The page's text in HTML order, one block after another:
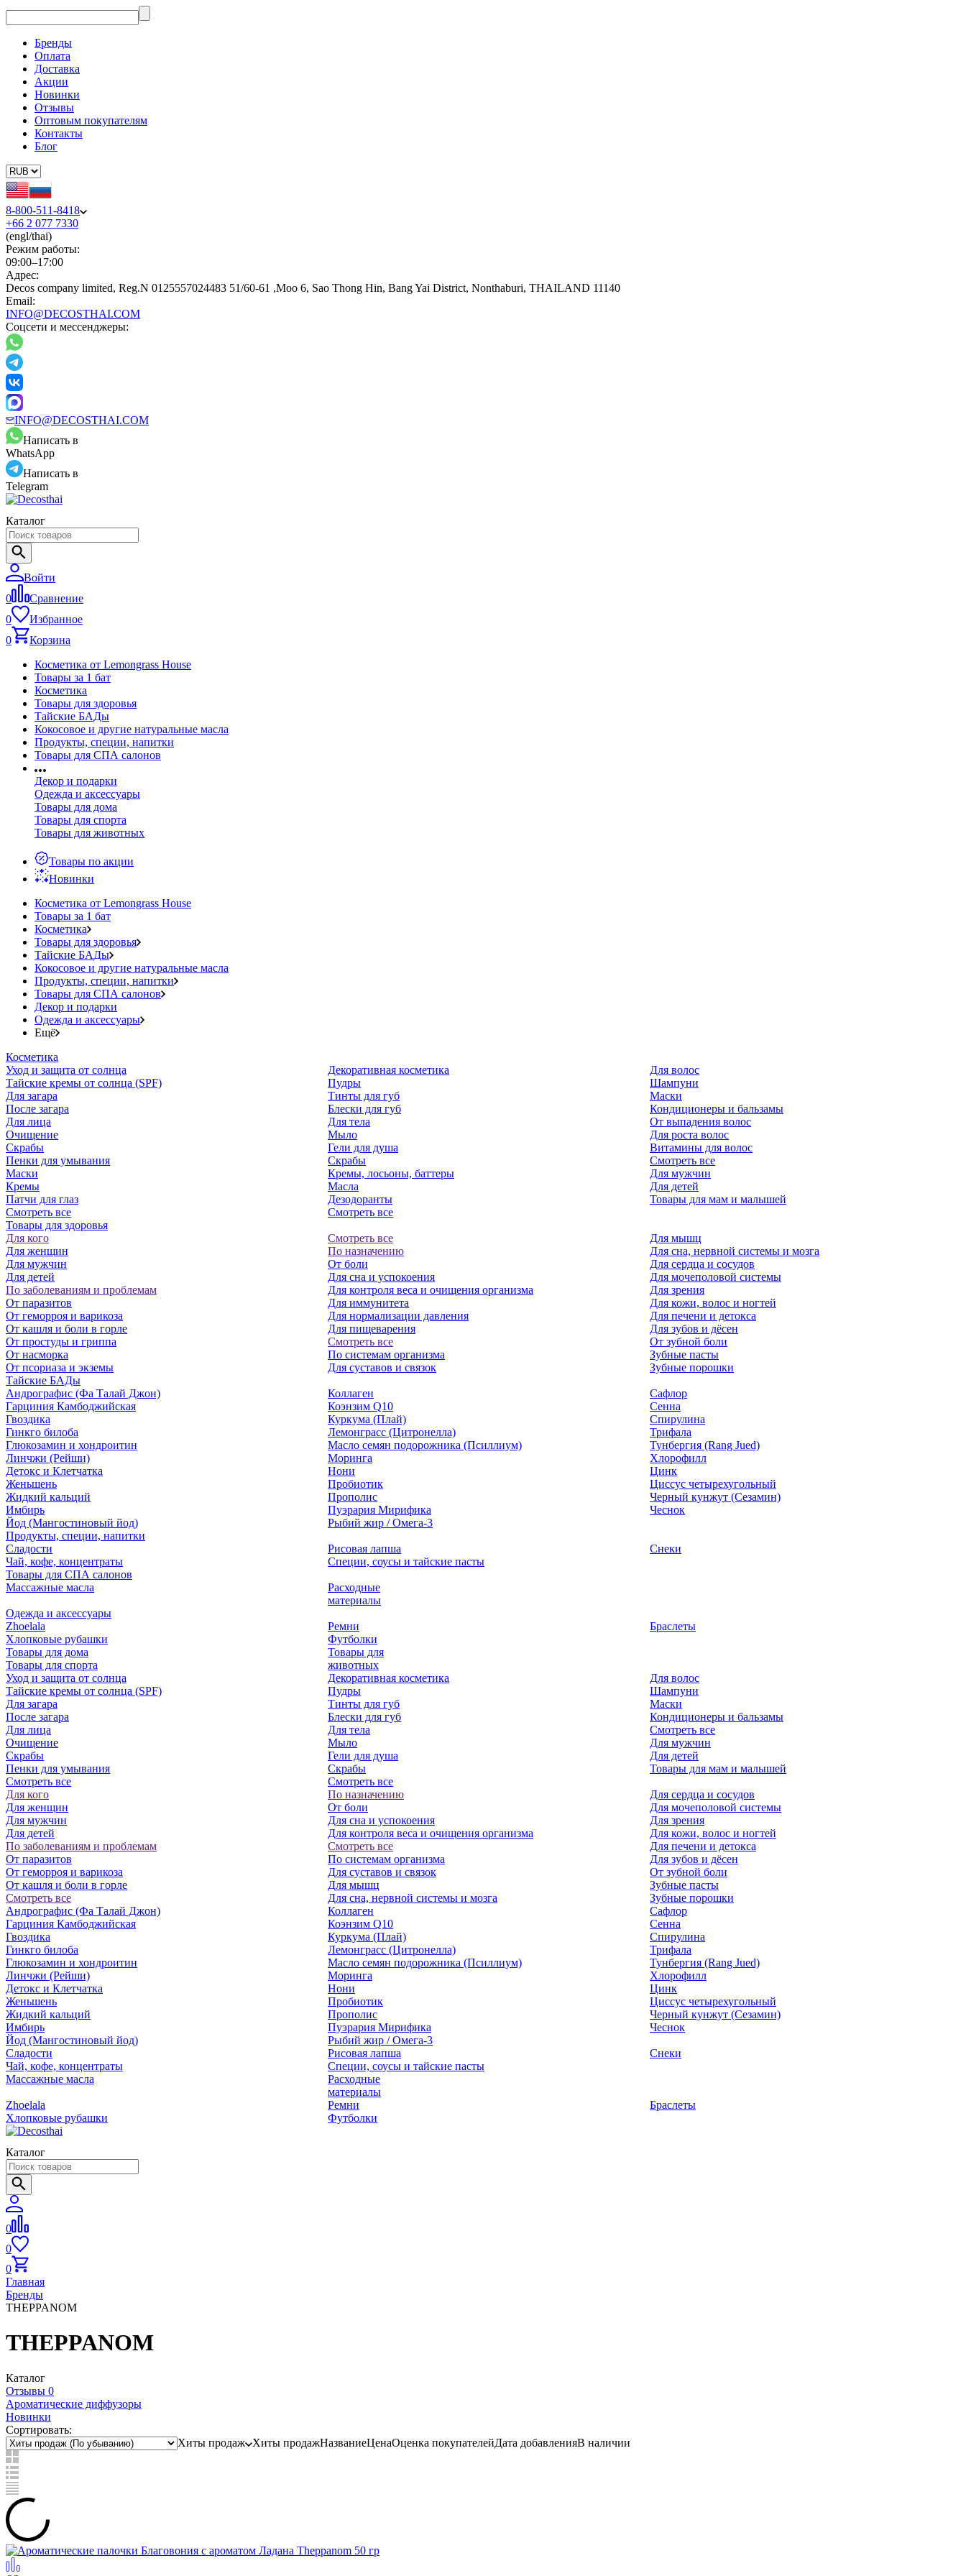
Бренды
Оплата
Доставка
Акции
Новинки
Отзывы
Оптовым покупателям
Контакты
Блог
8-800-511-8418
+66 2 077 7330
(engl/thai)
Режим работы:
09:00–17:00
Адрес:
Decos company limited, Reg.N 0125557024483 51/60-61 ,Moo 6, Sao Thong Hin, Bang Yai District, Nonthaburi, THAILAND 11140
Email:
INFO@DECOSTHAI.COM
Соцсети и мессенджеры:
INFO@DECOSTHAI.COM
Написать в
WhatsApp
Написать в
Telegram
Каталог
Войти
0
Сравнение
0
Избранное
0
Корзина
Косметика от Lemongrass House
Товары за 1 бат
Косметика
Товары для здоровья
Тайские БАДы
Кокосовое и другие натуральные масла
Продукты, специи, напитки
Товары для СПА салонов
Декор и подарки
Одежда и аксессуары
Товары для дома
Товары для спорта
Товары для животных
Товары по акции
Новинки
Косметика от Lemongrass House
Товары за 1 бат
Косметика
Товары для здоровья
Тайские БАДы
Кокосовое и другие натуральные масла
Продукты, специи, напитки
Товары для СПА салонов
Декор и подарки
Одежда и аксессуары
Ещё
Косметика
Уход и защита от солнца
Тайские кремы от солнца (SPF)
Для загара
После загара
Для лица
Очищение
Скрабы
Пенки для умывания
Маски
Кремы
Патчи для глаз
Смотреть все
Декоративная косметика
Пудры
Тинты для губ
Блески для губ
Для тела
Мыло
Гели для душа
Скрабы
Кремы, лосьоны, баттеры
Масла
Дезодоранты
Смотреть все
Для волос
Шампуни
Маски
Кондиционеры и бальзамы
От выпадения волос
Для роста волос
Витамины для волос
Смотреть все
Для мужчин
Для детей
Товары для мам и малышей
Товары для здоровья
Для кого
Для женщин
Для мужчин
Для детей
По заболеваниям и проблемам
От паразитов
Oт геморроя и варикоза
От кашля и боли в горле
От простуды и гриппа
От насморка
Oт псориаза и экземы
Смотреть все
По назначению
От боли
Для сна и успокоения
Для контроля веса и очищения организма
Для иммунитета
Для нормализации давления
Для пищеварения
Смотреть все
По системам организма
Для суставов и связок
Для мышц
Для сна, нервной системы и мозга
Для сердца и сосудов
Для мочеполовой системы
Для зрения
Для кожи, волос и ногтей
Для печени и детокса
Для зубов и дёсен
От зубной боли
Зубные пасты
Зубные порошки
Тайские БАДы
Андрографис (Фа Талай Джон)
Гарциния Камбоджийская
Гвоздика
Гинкго билоба
Глюкозамин и хондроитин
Линчжи (Рейши)
Детокс и Клетчатка
Женьшень
Жидкий кальций
Имбирь
Йод (Мангостиновый йод)
Коллаген
Коэнзим Q10
Куркума (Плай)
Лемонграсс (Цитронелла)
Масло семян подорожника (Псиллиум)
Моринга
Нони
Пробиотик
Прополис
Пуэрария Мирифика
Рыбий жир / Омега-3
Сафлор
Сенна
Спирулина
Трифала
Тунбергия (Rang Jued)
Хлорофилл
Цинк
Циссус четырехугольный
Черный кунжут (Сезамин)
Чеснок
Продукты, специи, напитки
Сладости
Чай, кофе, концентраты
Рисовая лапша
Специи, соусы и тайские пасты
Снеки
Товары для СПА салонов
Массажные масла
Расходные
материалы
Одежда и аксессуары
Zhoelala
Хлопковые рубашки
Ремни
Футболки
Браслеты
Товары для дома
Товары для спорта
Товары для
животных
Уход и защита от солнца
Тайские кремы от солнца (SPF)
Для загара
После загара
Для лица
Очищение
Скрабы
Пенки для умывания
Смотреть все
Декоративная косметика
Пудры
Тинты для губ
Блески для губ
Для тела
Мыло
Гели для душа
Скрабы
Смотреть все
Для волос
Шампуни
Маски
Кондиционеры и бальзамы
Смотреть все
Для мужчин
Для детей
Товары для мам и малышей
Для кого
Для женщин
Для мужчин
Для детей
По заболеваниям и проблемам
От паразитов
Oт геморроя и варикоза
От кашля и боли в горле
Смотреть все
По назначению
От боли
Для сна и успокоения
Для контроля веса и очищения организма
Смотреть все
По системам организма
Для суставов и связок
Для мышц
Для сна, нервной системы и мозга
Для сердца и сосудов
Для мочеполовой системы
Для зрения
Для кожи, волос и ногтей
Для печени и детокса
Для зубов и дёсен
От зубной боли
Зубные пасты
Зубные порошки
Андрографис (Фа Талай Джон)
Гарциния Камбоджийская
Гвоздика
Гинкго билоба
Глюкозамин и хондроитин
Линчжи (Рейши)
Детокс и Клетчатка
Женьшень
Жидкий кальций
Имбирь
Йод (Мангостиновый йод)
Коллаген
Коэнзим Q10
Куркума (Плай)
Лемонграсс (Цитронелла)
Масло семян подорожника (Псиллиум)
Моринга
Нони
Пробиотик
Прополис
Пуэрария Мирифика
Рыбий жир / Омега-3
Сафлор
Сенна
Спирулина
Трифала
Тунбергия (Rang Jued)
Хлорофилл
Цинк
Циссус четырехугольный
Черный кунжут (Сезамин)
Чеснок
Сладости
Чай, кофе, концентраты
Рисовая лапша
Специи, соусы и тайские пасты
Снеки
Массажные масла
Расходные
материалы
Zhoelala
Хлопковые рубашки
Ремни
Футболки
Браслеты
Каталог
0
0
0
Главная
Бренды
THEPPANOM
THEPPANOM
Каталог
Отзывы 0
Ароматические диффузоры
Новинки
Сортировать:
Хиты продаж
Хиты продажНазваниеЦенаОценка покупателейДата добавленияВ наличии